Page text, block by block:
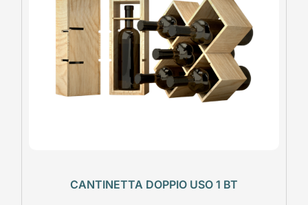
CANTINETTA DOPPIO USO 1 BT